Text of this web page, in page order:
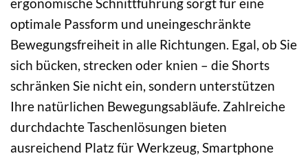
optimale Passform und uneingeschränkte
Bewegungsfreiheit in alle Richtungen. Egal, ob Sie
sich bücken, strecken oder knien – die Shorts
schränken Sie nicht ein, sondern unterstützen
Ihre natürlichen Bewegungsabläufe. Zahlreiche
durchdachte Taschenlösungen bieten
ausreichend Platz für Werkzeug, Smartphone